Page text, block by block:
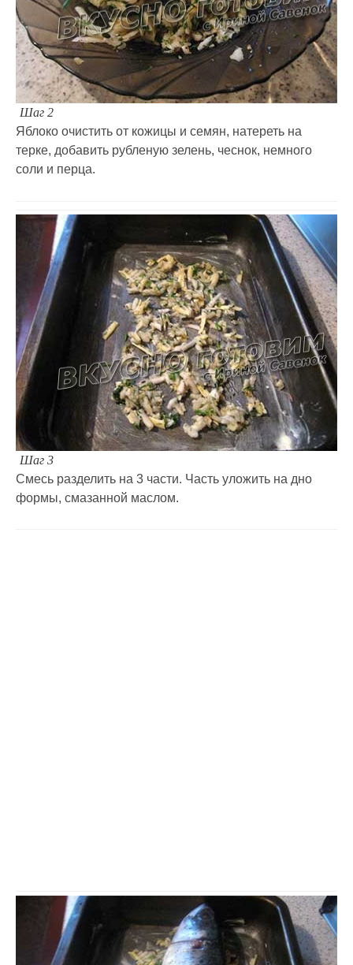
Шаг 2
Яблоко очистить от кожицы и семян, натереть на
терке, добавить рубленую зелень, чеснок, немного
соли и перца.
Шаг 3
Смесь разделить на 3 части. Часть уложить на дно
формы, смазанной маслом.